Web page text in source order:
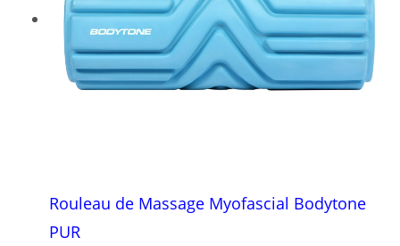
Rouleau de Massage Myofascial Bodytone
PUR